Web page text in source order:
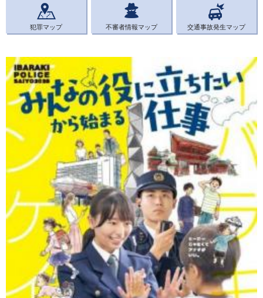
犯罪マップ 不審者情報マップ 交通事故発生マップ